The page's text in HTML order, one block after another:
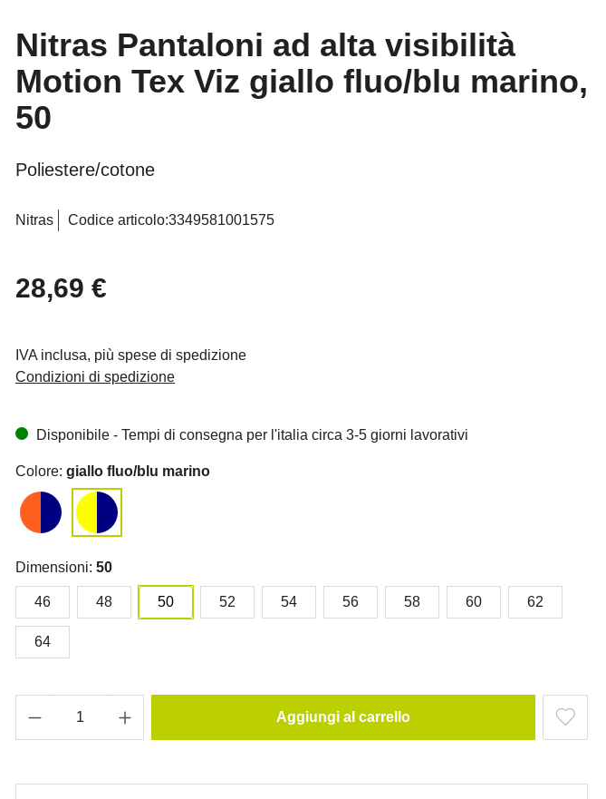
Nitras Pantaloni ad alta visibilità
Motion Tex Viz giallo fluo/blu marino,
50
Poliestere/cotone
Nitras Codice articolo:3349581001575
28,69 €
IVA inclusa, più spese di spedizione
Condizioni di spedizione
Disponibile - Tempi di consegna per l'italia circa 3-5 giorni lavorativi
Colore: giallo fluo/blu marino
Dimensioni: 50
46 48 50 52 54 56 58 60 62
64
Aggiungi al carrello